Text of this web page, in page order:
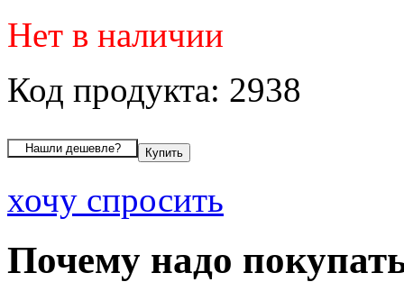
Нет в наличии
Код продукта: 2938
хочу спросить
Почему надо